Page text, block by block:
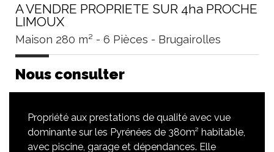
A VENDRE PROPRIETE SUR 4ha PROCHE
LIMOUX
Maison 280 m² - 6 Pièces - Brugairolles
Nous consulter
Propriété aux prestations de qualité avec vue
dominante sur les Pyrénées de 380m² habitable,
avec piscine, garage et dépendances. Elle